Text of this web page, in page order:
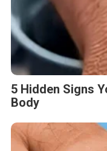
5 Hidden Signs
Body